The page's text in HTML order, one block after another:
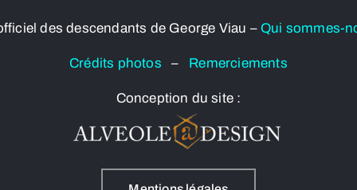
des descendants de George Viau – Qui sommes-
Crédits photos– Remerciements
Conception du site :